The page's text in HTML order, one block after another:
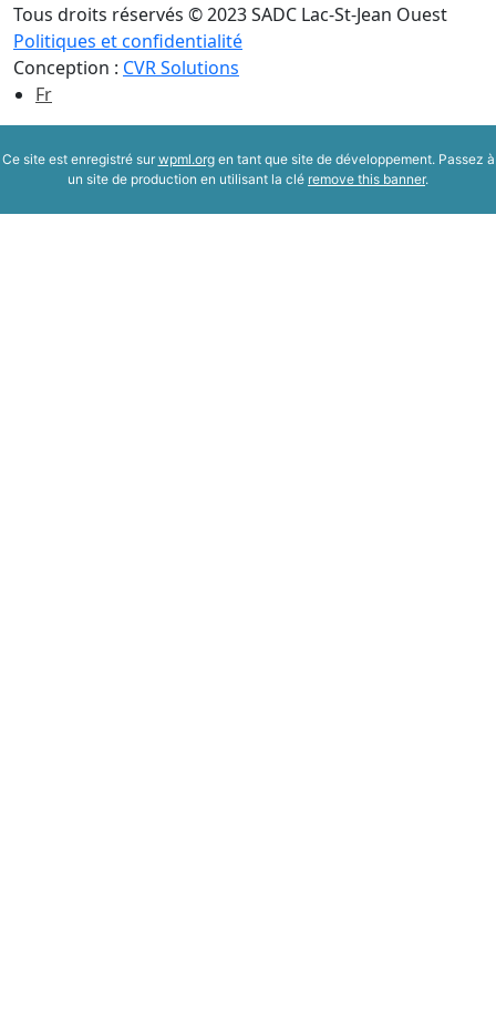
Tous droits réservés © 2023 SADC Lac-St-Jean Ouest
Politiques et confidentialité
Conception : CVR Solutions
Fr
Ce site est enregistré sur wpml.orgen tant que site de développement. Passez à
un site de production en utilisant la clé remove this banner.